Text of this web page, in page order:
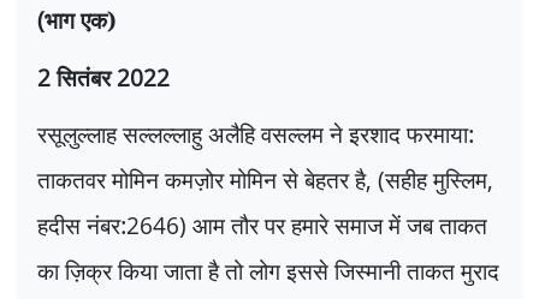
(भाग एक)
2सितंबर2022
रसूलुल्लाह सल्लल्लाहु अलैहि वसल्लम ने इरशाद फरमाया:
ताकतवर मोमिन कमज़ोर मोमिन से बेहतर है, (सहीह मुस्लिम,
हदीस नंबर:2646) आम तौर पर हमारे समाज में जब ताकत
का ज़िक्र किया जाता है तो लोग इससे जिस्मानी ताकत मुराद